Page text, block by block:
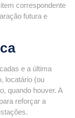
correspondente
futura e
e a última
locatário (ou
quando houver. A
reforçar a